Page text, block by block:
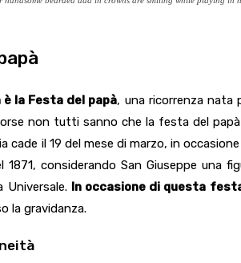
la Festa del papà, una ricorrenza nata
non tutti sanno che la festa del
cade il 19 del mese di marzo, in
1871, considerando San Giuseppe
Universale. In occasione di questa
la gravidanza.